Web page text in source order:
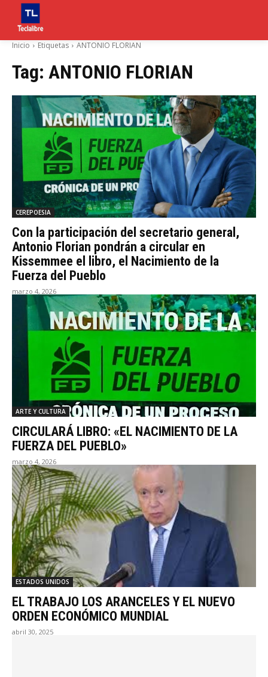
Inicio Etiquetas ANTONIO FLORIAN
Tag: ANTONIO FLORIAN
CEREPOESIA
Con la participación del secretario general,
Antonio Florian pondrán a circular en
Kissemmee el libro, el Nacimiento de la
Fuerza del Pueblo
marzo 4, 2026
ARTE Y CULTURA
CIRCULARÁ LIBRO: «EL NACIMIENTO DE LA
FUERZA DEL PUEBLO»
marzo 4, 2026
ESTADOS UNIDOS
EL TRABAJO LOS ARANCELES Y EL NUEVO
ORDEN ECONÓMICO MUNDIAL
abril 30, 2025